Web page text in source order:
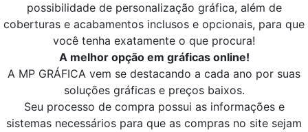
possibilidade de personalização gráfica, além de
coberturas e acabamentos inclusos e opcionais, para que
você tenha exatamente o que procura!
A melhor opção em gráficas online!
A MP GRÁFICA vem se destacando a cada ano por suas
soluções gráficas e preços baixos.
Seu processo de compra possui as informações e
sistemas necessários para que as compras no site sejam